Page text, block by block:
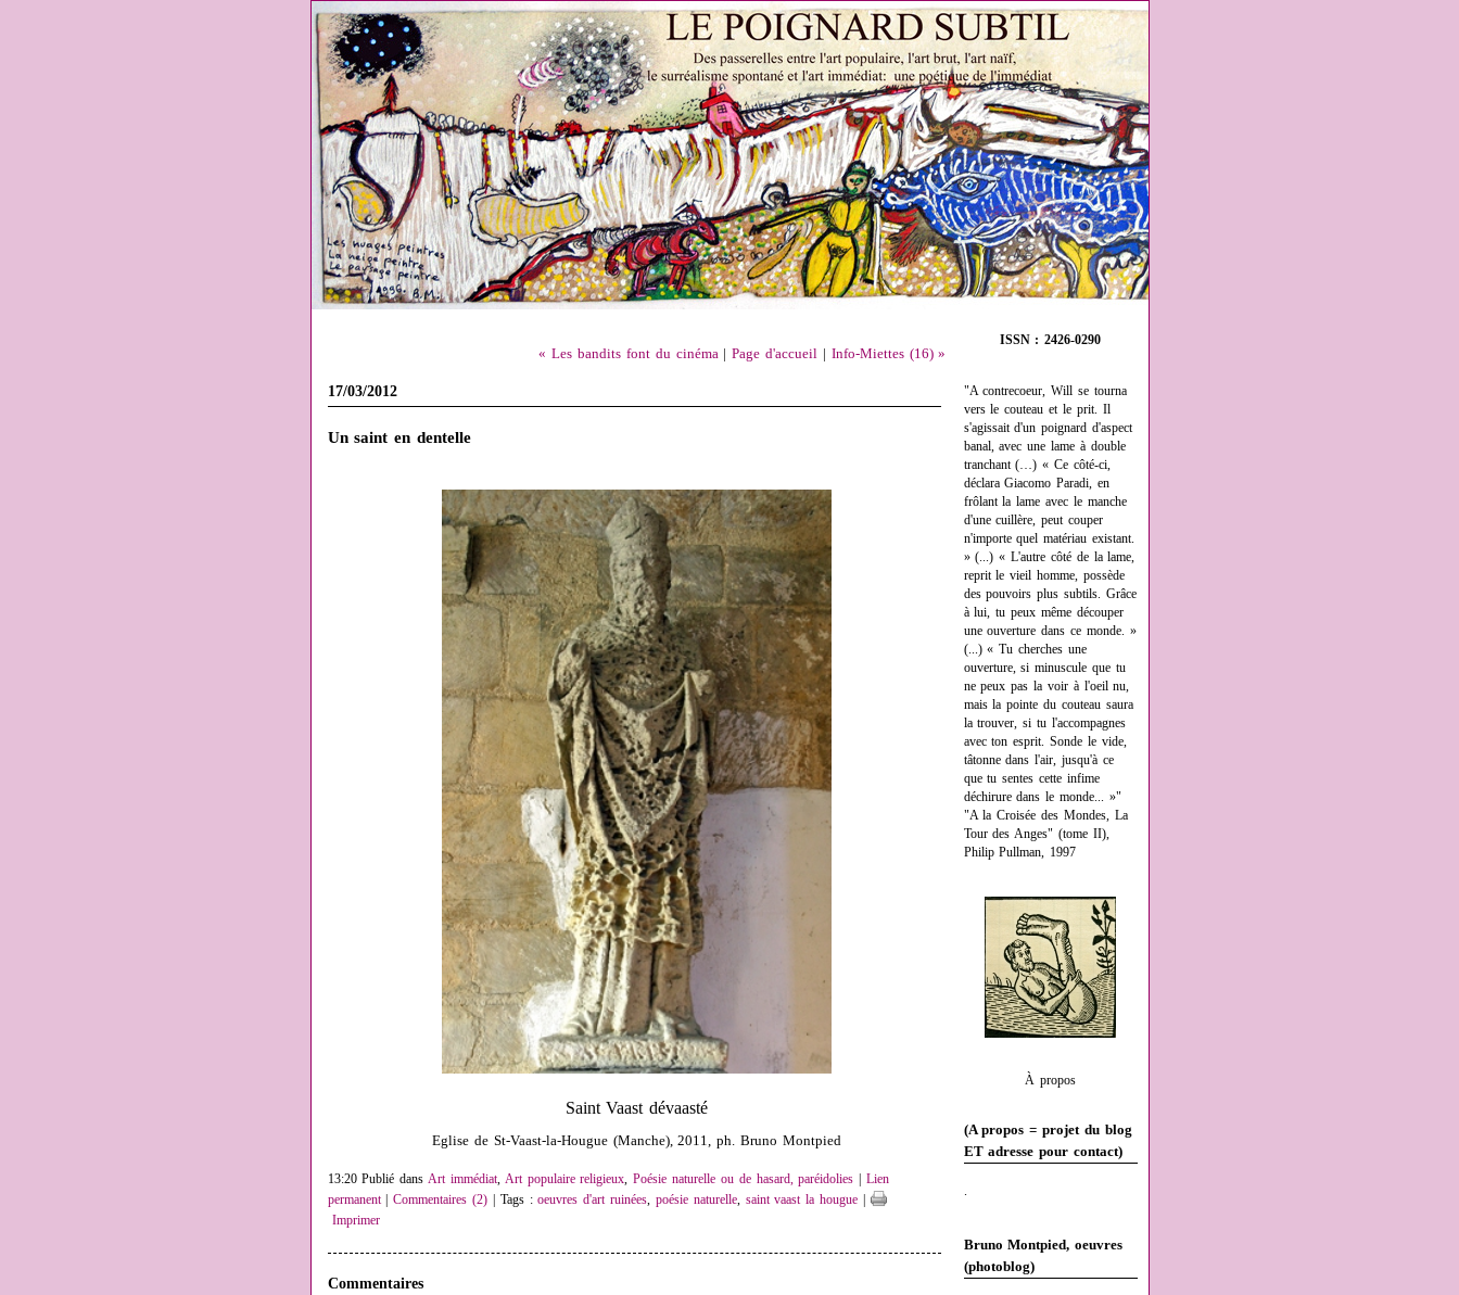
ISSN : 2426-0290
"A contrecoeur, Will se tourna
vers le couteau et le prit. Il
s'agissait d'un poignard d'aspect
banal, avec une lame à double
tranchant (…) « Ce côté-ci,
déclara Giacomo Paradi, en
frôlant la lame avec le manche
d'une cuillère, peut couper
n'importe quel matériau existant.
» (...) « L'autre côté de la lame,
reprit le vieil homme, possède
des pouvoirs plus subtils. Grâce
à lui, tu peux même découper
une ouverture dans ce monde. »
(...) « Tu cherches une
ouverture, si minuscule que tu
ne peux pas la voir à l'oeil nu,
mais la pointe du couteau saura
la trouver, si tu l'accompagnes
avec ton esprit. Sonde le vide,
tâtonne dans l'air, jusqu'à ce
que tu sentes cette infime
déchirure dans le monde... »"
"A la Croisée des Mondes, La
Tour des Anges" (tome II),
Philip Pullman, 1997
À propos
(A propos = projet du blog
ET adresse pour contact)
.
Bruno Montpied, oeuvres
(photoblog)
« Les bandits font du cinéma|Page d'accueil Info-Miettes (16) »
17/03/2012
Un saint en dentelle
Saint Vaast dévaasté
Eglise de St-Vaast-la-Hougue (Manche), 2011, ph. Bruno Montpied
13:20 Publié dansArt immédiat, Art populaire religieux,Poésie naturelle ou de hasard, paréidolies |Lien
permanent|Commentaires (2) | Tags :oeuvres d'art ruinées, poésie naturelle, saint vaast la hougue
Imprimer
Commentaires